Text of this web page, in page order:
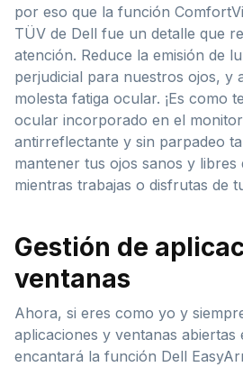
por eso que la función
TÜV de Dell fue un detalle que
atención. Reduce la emisión de
perjudicial para nuestros ojos, y
molesta fatiga ocular. ¡Es como
ocular incorporado en el
antirreflectante y sin parpadeo
mantener tus ojos sanos y libres
mientras trabajas o disfrutas de
Gestión de
ventanas
Ahora, si eres como yo y
aplicaciones y ventanas
encantará la función Dell